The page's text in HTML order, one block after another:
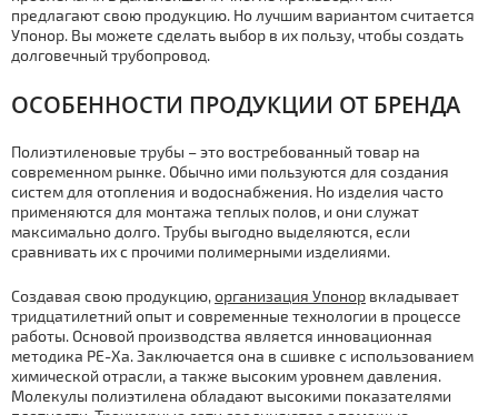
предлагают свою продукцию. Но лучшим вариантом считается
Упонор. Вы можете сделать выбор в их пользу, чтобы создать
долговечный трубопровод.
ОСОБЕННОСТИ ПРОДУКЦИИ ОТ БРЕНДА
Полиэтиленовые трубы – это востребованный товар на
современном рынке. Обычно ими пользуются для создания
систем для отопления и водоснабжения. Но изделия часто
применяются для монтажа теплых полов, и они служат
максимально долго. Трубы выгодно выделяются, если
сравнивать их с прочими полимерными изделиями.
Создавая свою продукцию,организация Упонор вкладывает
тридцатилетний опыт и современные технологии в процессе
работы. Основой производства является инновационная
методика PE-Xa. Заключается она в сшивке с использованием
химической отрасли, а также высоким уровнем давления.
Молекулы полиэтилена обладают высокими показателями